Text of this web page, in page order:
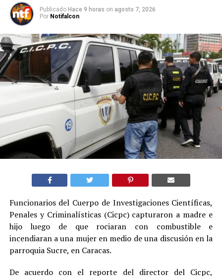
Publicado Hace 9 horas on agosto 7, 2026
Por Notifalcon
Funcionarios del Cuerpo de Investigaciones Científicas,
Penales y Criminalísticas (Cicpc) capturaron a madre e
hijo luego de que rociaran con combustible e
incendiaran a una mujer en medio de una discusión en la
parroquia Sucre, en Caracas.
De acuerdo con el reporte del director del Cicpc,